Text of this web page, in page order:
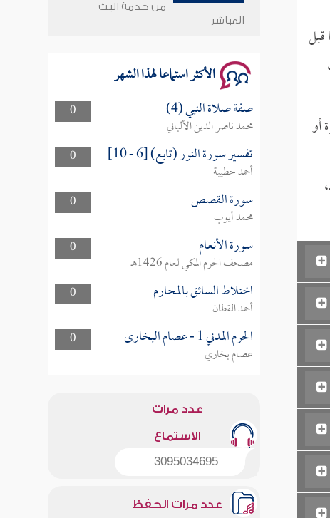
أو
سلسلة محاضرات نفحات رمضانية
من خدمة البث
المباشر
الأكثر استماعا لهذا الشهر
0 صفة صلاة النبي (4)
محمد ناصر الدين الألباني
0
تفسير سورة النور (تابع) [6 - 10]
أحمد حطيبة
0
سورة القصص
محمد أيوب
0
سورة الأنعام
مصحف الحرم المكي لعام 1426هـ
0
اختلاط السائق بالمحارم
أحمد القطان
0
الحرم المدني 1 - عصام البخارى
عصام بخاري
عدد مرات
الاستماع
3095034695
عدد مرات الحفظ